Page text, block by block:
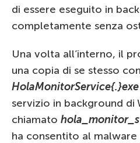
di essere eseguito in
completamente senza
Una volta all’interno, il
una copia di se stesso
HolaMonitorService{.}exe
servizio in background di
chiamato
ha consentito al malware